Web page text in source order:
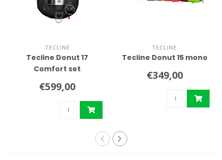
TECLINE
Tecline Donut 17
Comfort set
€599,00
TECLINE
Tecline Donut 15 mono
€349,00